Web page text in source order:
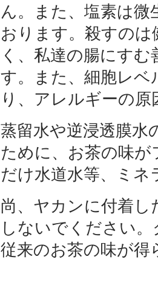
ん。また、塩素は
おります。殺すの
く、私達の腸にす
す。また、細胞レベ
り、アレルギーの
蒸留水や逆浸透膜水
ために、お茶の味
だけ水道水等、ミネ
尚、ヤカンに付着し
しないでください
従来のお茶の味が